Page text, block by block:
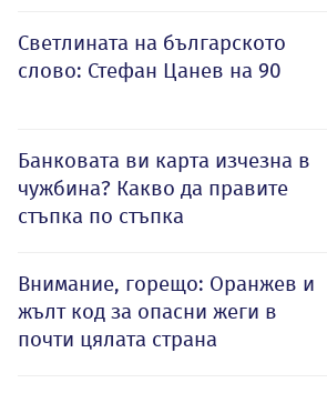
Светлината на българското
слово: Стефан Цанев на 90
Банковата ви карта изчезна в
чужбина? Какво да правите
стъпка по стъпка
Внимание, горещо: Оранжев и
жълт код за опасни жеги в
почти цялата страна